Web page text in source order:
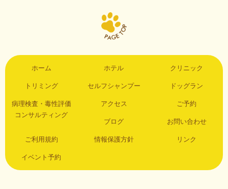
ホーム ホテル クリニック
トリミング セルフシャンプー ドッグラン
病理検査・毒性評価
コンサルティング
アクセス ご予約
ブログ お問い合わせ
ご利用規約 情報保護方針 リンク
イベント予約